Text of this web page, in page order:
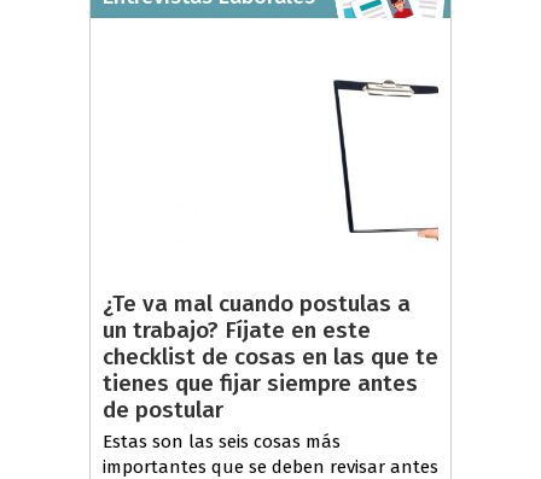
¿Te va mal cuando postulas a
un trabajo? Fíjate en este
checklist de cosas en las que te
tienes que fijar siempre antes
de postular
Estas son las seis cosas más
importantes que se deben revisar antes